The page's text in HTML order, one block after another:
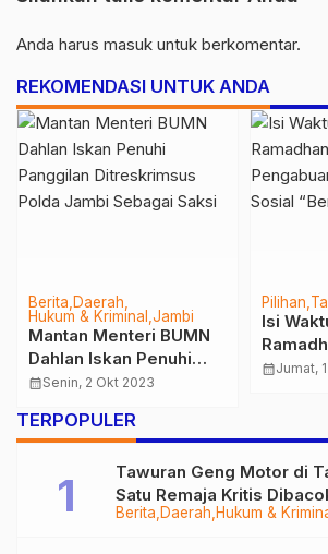
Anda harus masuk untuk berkomentar.
REKOMENDASI UNTUK ANDA
Berita Daerah
Ziarah Nasional
Peringatan HUT TNI ke
78 di TMP Satria Bakti
Turut Dihadiri Kapolda
Jambi
calendar_monthRabu, 4 Okt 2023
Hukum
4
calendar_monthSenin,
TERPOPULER
Berita Daerah Hukum &
Tawuran Geng Motor di
Satu Remaja Kritis
Ditangkap